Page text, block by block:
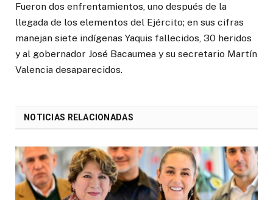
Fueron dos enfrentamientos, uno después de la
llegada de los elementos del Ejército; en sus cifras
manejan siete indígenas Yaquis fallecidos, 30 heridos
y al gobernador José Bacaumea y su secretario Martín
Valencia desaparecidos.
NOTICIAS RELACIONADAS